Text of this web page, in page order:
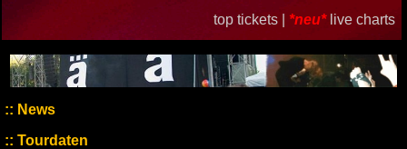
top tickets | *neu* live charts
News
Tourdaten